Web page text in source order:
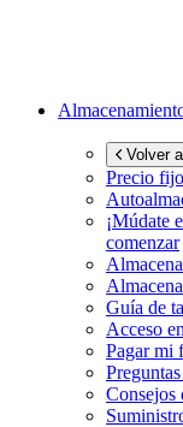
Volver
Precio
¡Múdate
comenzar
Guía de
Acceso
Pagar mi
Consejos